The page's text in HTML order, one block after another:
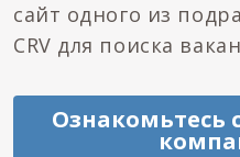
сайт одного из
CRV для поиска
Ознакомьтесь